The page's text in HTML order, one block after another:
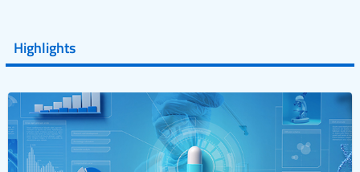
Highlights